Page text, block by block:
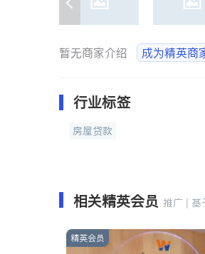
暂无商家介绍 成为精英商
行业标签
房屋贷款
相关精英会员 推广 | 基
精英会员